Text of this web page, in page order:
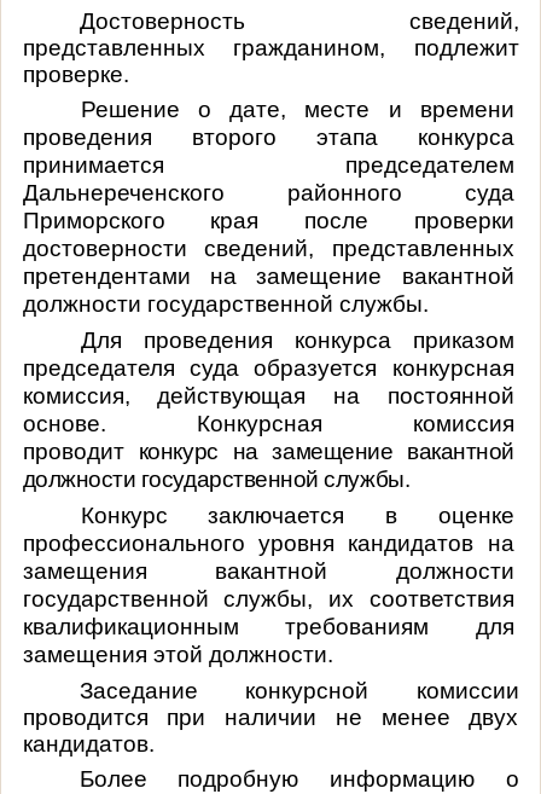
Достоверность сведений,
представленных гражданином, подлежит
проверке.
Решение о дате, месте и времени
проведения второго этапа конкурса
принимается председателем
Дальнереченского районного суда
Приморского края после проверки
достоверности сведений, представленных
претендентами на замещение вакантной
должности государственной службы.
Для проведения конкурса приказом
председателя суда образуется конкурсная
комиссия, действующая на постоянной
основе. Конкурсная комиссия
проводит конкурс на замещение вакантной
должности государственной службы.
Конкурс заключается в оценке
профессионального уровня кандидатов на
замещения вакантной должности
государственной службы, их соответствия
квалификационным требованиям для
замещения этой должности.
Заседание конкурсной комиссии
проводится при наличии не менее двух
кандидатов.
Более подробную информацию о